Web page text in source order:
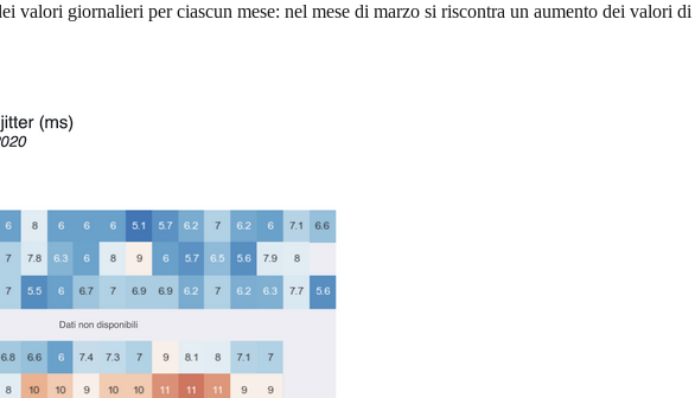
valori giornalieri per ciascun mese: nel mese di marzo si riscontra un aumento dei valori di